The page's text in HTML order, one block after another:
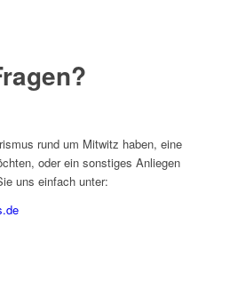
rund um Mitwitz haben, eine
oder ein sonstiges Anliegen
uns einfach unter: